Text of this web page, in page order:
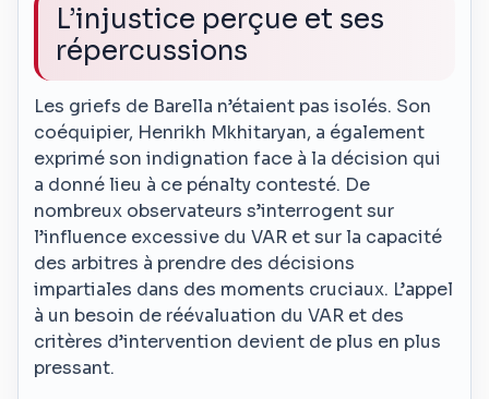
L’injustice perçue et ses
répercussions
Les griefs de Barella n’étaient pas isolés. Son
coéquipier, Henrikh Mkhitaryan, a également
exprimé son indignation face à la décision qui
a donné lieu à ce pénalty contesté. De
nombreux observateurs s’interrogent sur
l’influence excessive du VAR et sur la capacité
des arbitres à prendre des décisions
impartiales dans des moments cruciaux. L’appel
à un besoin de réévaluation du VAR et des
critères d’intervention devient de plus en plus
pressant.